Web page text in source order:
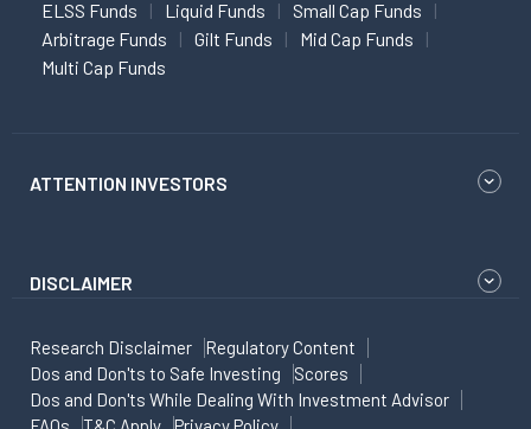
ELSS Funds Liquid Funds
Small Cap Funds
Arbitrage Funds
Gilt Funds
Mid Cap Funds
Multi Cap Funds
ATTENTION INVESTORS
DISCLAIMER
Research Disclaimer
Regulatory Content
Dos and Don'ts to Safe Investing
Scores
Dos and Don'ts While Dealing With Investment Advisor